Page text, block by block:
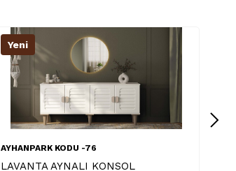
Yeni
AYHANPARK KODU -76
PAPATYA AYNALI KONSOL